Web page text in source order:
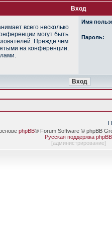
Вход
всего несколько
могут быть
Прежде чем
на конференции.
Имя
Пароль:
phpBB® Forum Software © phpBB
Русская поддержка phpBB
[администрирование]